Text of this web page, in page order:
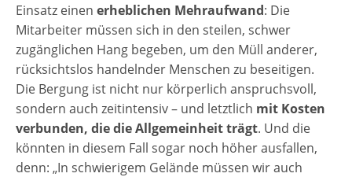
Einsatz einen erheblichen Mehraufwand: Die
Mitarbeiter müssen sich in den steilen, schwer
zugänglichen Hang begeben, um den Müll anderer,
rücksichtslos handelnder Menschen zu beseitigen.
Die Bergung ist nicht nur körperlich anspruchsvoll,
sondern auch zeitintensiv – und letztlich mit Kosten
verbunden, die die Allgemeinheit trägt. Und die
könnten in diesem Fall sogar noch höher ausfallen,
denn: „In schwierigem Gelände müssen wir auch